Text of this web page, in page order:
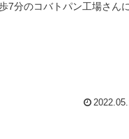
7分のコバトパン工場さん